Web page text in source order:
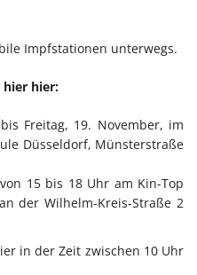
Impfstationen unterwegs.
hier hier:
Freitag, 19. November, im
Düsseldorf, Münsterstraße
15 bis 18 Uhr am Kin-Top
der Wilhelm-Kreis-Straße 2
in der Zeit zwischen 10 Uhr